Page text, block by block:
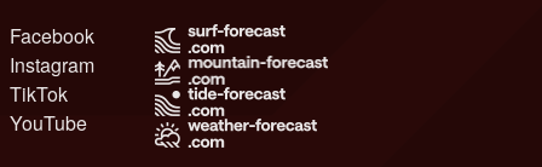
Facebook
Instagram
TikTok
YouTube